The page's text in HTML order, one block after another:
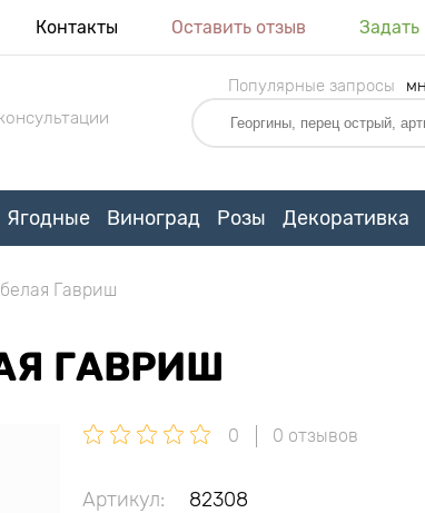
Контакты Оставить отзыв Задать
Популярные запросы
Ягодные Виноград Розы Декоративка
Гавриш
ГАВРИШ
0 0 отзывов
Артикул:
82308